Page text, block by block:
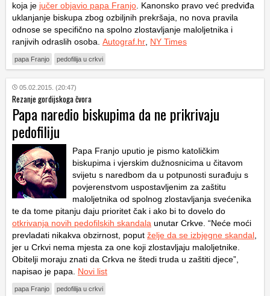
koja je jučer objavio papa Franjo . Kanonsko pravo već predviđa
uklanjanje biskupa zbog ozbiljnih prekršaja, no nova pravila
odnose se specifično na spolno zlostavljanje maloljetnika i
ranjivih odraslih osoba. Autograf.hr NY Times
papa Franjo pedofilija u crkvi
05.02.2015. (20:47)
Rezanje gordijskoga čvora
Papa naredio biskupima da ne prikrivaju
pedofiliju
Papa Franjo uputio je pismo katoličkim
biskupima i vjerskim dužnosnicima u čitavom
svijetu s naredbom da u potpunosti surađuju s
povjerenstvom uspostavljenim za zaštitu
maloljetnika od spolnog zlostavljanja svećenika
te da tome pitanju daju prioritet čak i ako bi to dovelo do
otkrivanja novih pedofilskih skandala unutar Crkve. “Neće moći
prevladati nikakva obzirnost, poput želje da se izbjegne skandal
jer u Crkvi nema mjesta za one koji zlostavljaju maloljetnike.
Obitelji moraju znati da Crkva ne štedi truda u zaštiti djece”,
napisao je papa. Novi list
papa Franjo pedofilija u crkvi